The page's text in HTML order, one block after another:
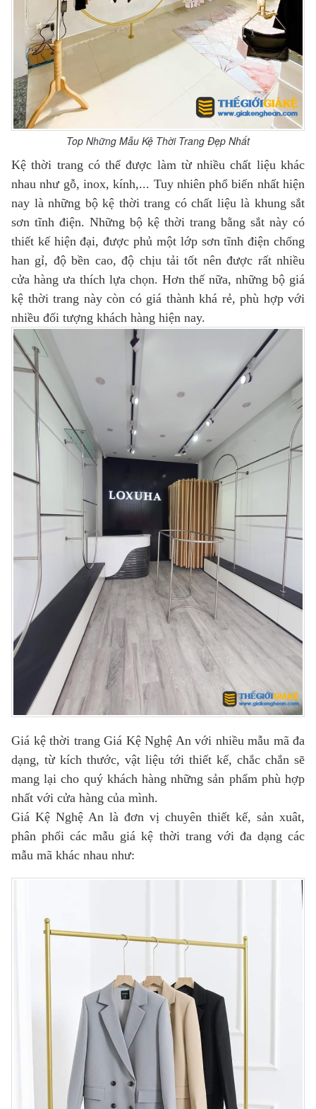
Top Những Mẫu Kệ Thời Trang Đẹp Nhất
Kệ thời trang có thể được làm từ nhiều chất liệu khác
nhau như gỗ, inox, kính,... Tuy nhiên phổ biến nhất hiện
nay là những bộ kệ thời trang có chất liệu là khung sắt
sơn tĩnh điện. Những bộ kệ thời trang bằng sắt này có
thiết kế hiện đại, được phủ một lớp sơn tĩnh điện chống
han gỉ, độ bền cao, độ chịu tải tốt nên được rất nhiều
cửa hàng ưa thích lựa chọn. Hơn thế nữa, những bộ giá
kệ thời trang này còn có giá thành khá rẻ, phù hợp với
nhiều đối tượng khách hàng hiện nay.
Giá kệ thời trang Giá Kệ Nghệ An với nhiều mẫu mã đa
dạng, từ kích thước, vật liệu tới thiết kế, chắc chắn sẽ
mang lại cho quý khách hàng những sản phẩm phù hợp
nhất với cửa hàng của mình.
Giá Kệ Nghệ An là đơn vị chuyên thiết kế, sản xuât,
phân phối các mẫu giá kệ thời trang với đa dạng các
mẫu mã khác nhau như: